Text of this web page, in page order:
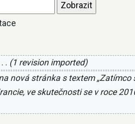
1 revision imported
nová stránka s textem „Zatímco
ve skutečnosti se v roce